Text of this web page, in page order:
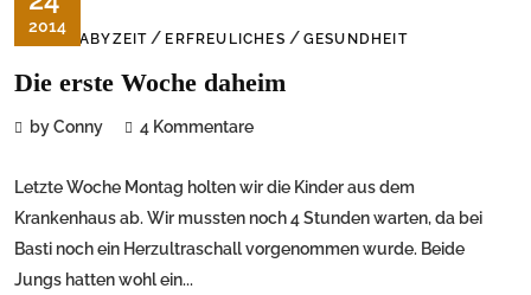
2014
DIE BABYZEIT / ERFREULICHES / GESUNDHEIT
Die erste Woche daheim
by Conny 4 Kommentare
Letzte Woche Montag holten wir die Kinder aus dem
Krankenhaus ab. Wir mussten noch 4 Stunden warten, da bei
Basti noch ein Herzultraschall vorgenommen wurde. Beide
Jungs hatten wohl ein...